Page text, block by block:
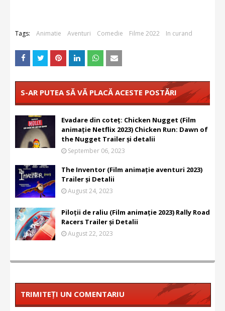
Tags: Animatie Aventuri Comedie Filme 2022 In curand
S-AR PUTEA SĂ VĂ PLACĂ ACESTE POSTĂRI
Evadare din coteț: Chicken Nugget (Film
animație Netflix 2023) Chicken Run: Dawn of
the Nugget Trailer și detalii
September 06, 2023
The Inventor (Film animație aventuri 2023)
Trailer și Detalii
August 24, 2023
Piloții de raliu (Film animație 2023) Rally Road
Racers Trailer și Detalii
August 22, 2023
TRIMITEȚI UN COMENTARIU